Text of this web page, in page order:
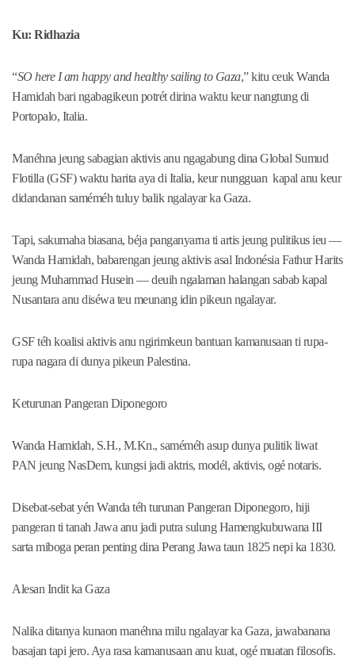
Ku: Ridhazia
“SO here I am happy and healthy sailing to Gaza,” kitu ceuk Wanda
Hamidah bari ngabagikeun potrét dirina waktu keur nangtung di
Portopalo, Italia.
Manéhna jeung sabagian aktivis anu ngagabung dina Global Sumud
Flotilla (GSF) waktu harita aya di Italia, keur nungguan kapal anu keur
didandanan saméméh tuluy balik ngalayar ka Gaza.
Tapi, sakumaha biasana, béja panganyarna ti artis jeung pulitikus ieu —
Wanda Hamidah, babarengan jeung aktivis asal Indonésia Fathur Harits
jeung Muhammad Husein — deuih ngalaman halangan sabab kapal
Nusantara anu diséwa teu meunang idin pikeun ngalayar.
GSF téh koalisi aktivis anu ngirimkeun bantuan kamanusaan ti rupa-
rupa nagara di dunya pikeun Palestina.
Keturunan Pangeran Diponegoro
Wanda Hamidah, S.H., M.Kn., saméméh asup dunya pulitik liwat
PAN jeung NasDem, kungsi jadi aktris, modél, aktivis, ogé notaris.
Disebat-sebat yén Wanda téh turunan Pangeran Diponegoro, hiji
pangeran ti tanah Jawa anu jadi putra sulung Hamengkubuwana III
sarta miboga peran penting dina Perang Jawa taun 1825 nepi ka 1830.
Alesan Indit ka Gaza
Nalika ditanya kunaon manéhna milu ngalayar ka Gaza, jawabanana
basajan tapi jero. Aya rasa kamanusaan anu kuat, ogé muatan filosofis.